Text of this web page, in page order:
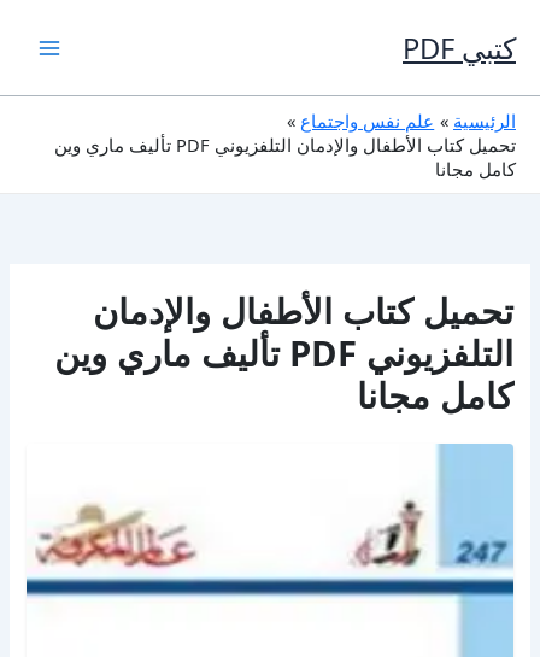
إلى
المحتوى
كتبي PDF
الرئيسية
علم نفس واجتماع
تحميل كتاب الأطفال والإدمان التلفزيوني PDF تأليف ماري وين
كامل مجانا
تحميل كتاب الأطفال والإدمان
التلفزيوني PDF تأليف ماري وين
كامل مجانا